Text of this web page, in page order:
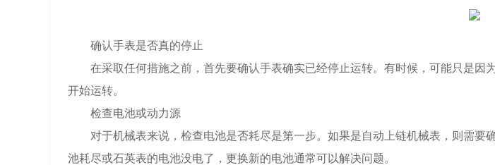
确认手表是否真的停止
在采取任何措施之前，首先要确认手表确实已经停止运转。有时候，可能只是因
开始运转。
检查电池或动力源
对于机械表来说，检查电池是否耗尽是第一步。如果是自动上链机械表，则需要
池耗尽或石英表的电池没电了，更换新的电池通常可以解决问题。